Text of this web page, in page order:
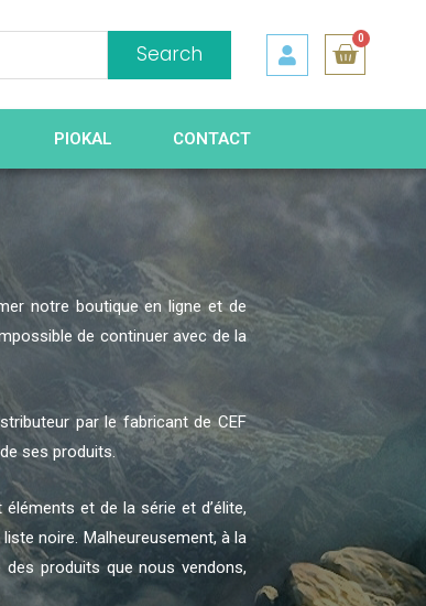
Search
0
PIOKAL CONTACT
notre boutique en ligne et de
de continuer avec de la
par le fabricant de CEF
ses produits.
et de la série et d’élite,
noire. Malheureusement, à la
produits que nous vendons,